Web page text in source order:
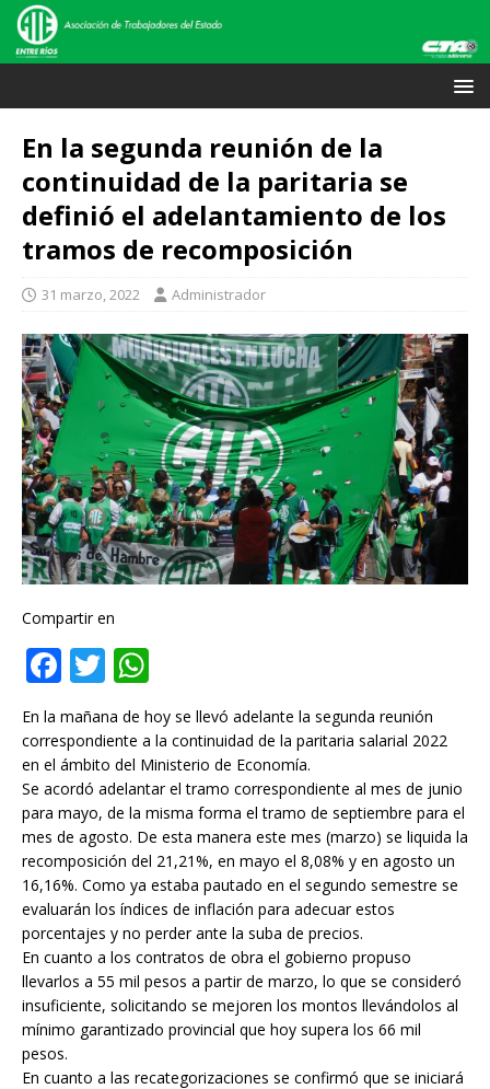
En la segunda reunión de la
continuidad de la paritaria se
definió el adelantamiento de los
tramos de recomposición
31 marzo, 2022 Administrador
Compartir en
F
c
e
b
o
o
k
T
w
it
te
r
at
s
A
p
p
En la mañana de hoy se llevó adelante la segunda reunión
correspondiente a la continuidad de la paritaria salarial 2022
en el ámbito del Ministerio de Economía.
Se acordó adelantar el tramo correspondiente al mes de junio
para mayo, de la misma forma el tramo de septiembre para el
mes de agosto. De esta manera este mes (marzo) se liquida la
recomposición del 21,21%, en mayo el 8,08% y en agosto un
16,16%. Como ya estaba pautado en el segundo semestre se
evaluarán los índices de inflación para adecuar estos
porcentajes y no perder ante la suba de precios.
En cuanto a los contratos de obra el gobierno propuso
llevarlos a 55 mil pesos a partir de marzo, lo que se consideró
insuficiente, solicitando se mejoren los montos llevándolos al
mínimo garantizado provincial que hoy supera los 66 mil
pesos.
En cuanto a las recategorizaciones se confirmó que se iniciará